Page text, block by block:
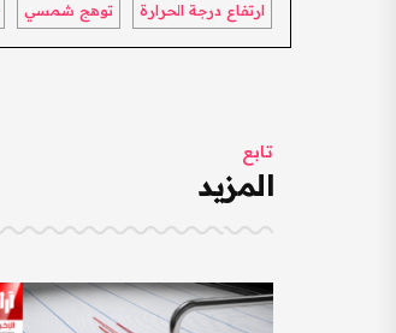
ارتفاع درجة الحرارة توهج شمسي
تابع
المزيد